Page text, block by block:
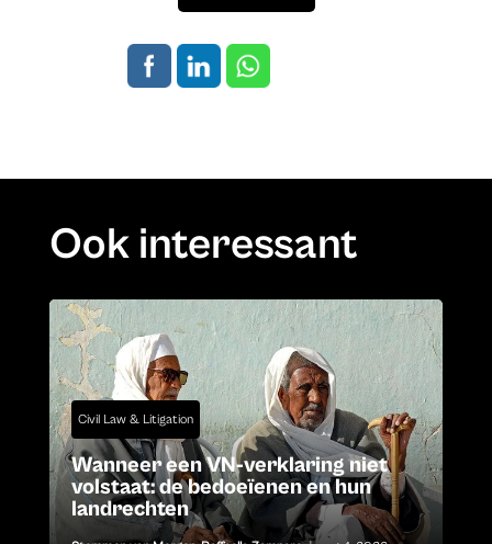
Ook interessant
Civil Law & Litigation
Wanneer een VN-verklaring niet
volstaat: de bedoeïenen en hun
landrechten